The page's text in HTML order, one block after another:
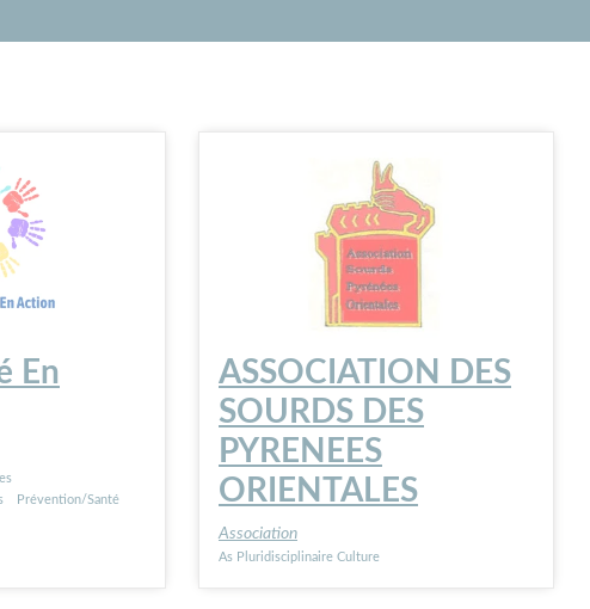
En
Prévention/Santé
ASSOCIATION DES
SOURDS DES
PYRENEES
ORIENTALES
Association
As Pluridisciplinaire Culture